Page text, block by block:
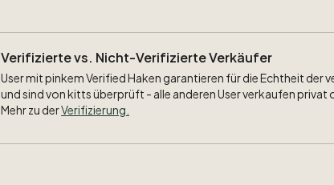
Verifizierte vs. Nicht-Verifizierte Verkäufer
User mit pinkem Verified Haken garantieren für die Echtheit der
und sind von kitts überprüft - alle anderen User verkaufen privat
Mehr zu derVerifizierung.